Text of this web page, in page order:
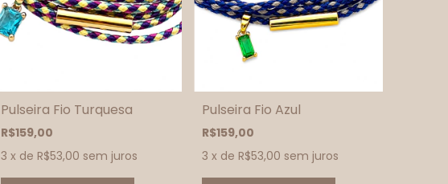
Pulseira Fio Turquesa
R$159,00
3 x de R$53,00 sem juros
Pulseira Fio Azul
R$159,00
3 x de R$53,00 sem juros